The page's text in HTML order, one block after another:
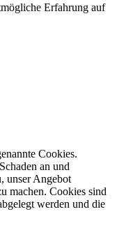
Erfahrung auf
Cookies.
an und
unser Angebot
machen. Cookies sind
werden und die